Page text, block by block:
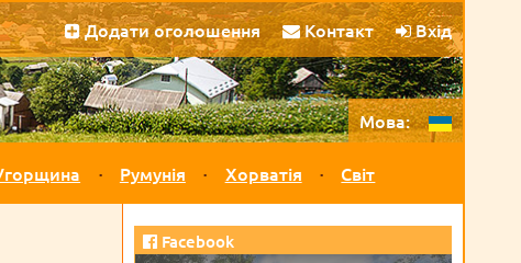
Додати оголошення Контакт Вхід
Мова:
Румунія Хорватія Світ
Facebook